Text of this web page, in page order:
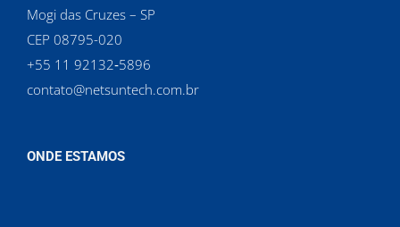
Mogi das Cruzes – SP
CEP 08795-020
‪+55 11 92132‑5896‬
contato@netsuntech.com.br
ONDE ESTAMOS